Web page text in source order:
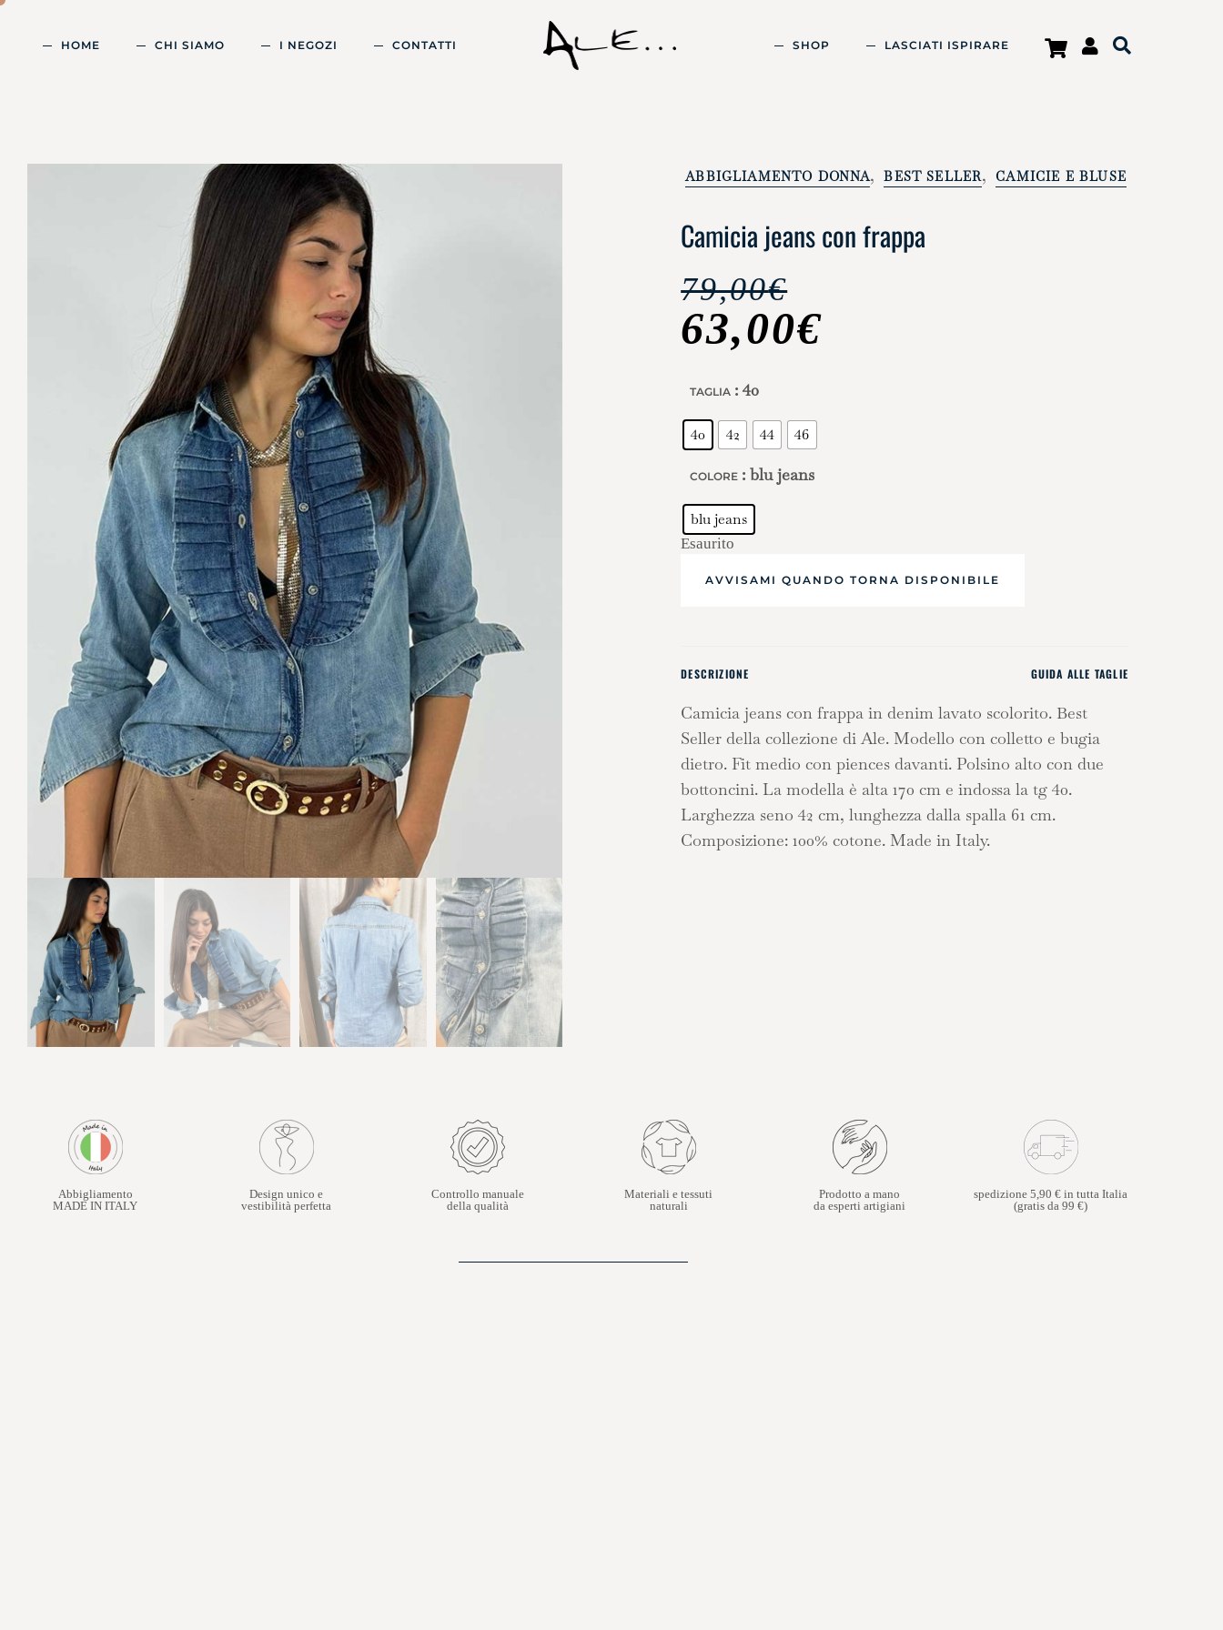
HOME CHI SIAMO I NEGOZI CONTATTI SHOP LASCIATI ISPIRARE
ABBIGLIAMENTO DONNA, BEST SELLER, CAMICIE E BLUSE
Camicia jeans con frappa
79,00€
63,00€
TAGLIA : 40
40 42 44 46
COLORE : blu jeans
blu jeans
Esaurito
DESCRIZIONE GUIDA ALLE TAGLIE
Camicia jeans con frappa in denim lavato scolorito. Best
Seller della collezione di Ale. Modello con colletto e bugia
dietro. Fit medio con piences davanti. Polsino alto con due
bottoncini. La modella è alta 170 cm e indossa la tg 40.
Larghezza seno 42 cm, lunghezza dalla spalla 61 cm.
Composizione: 100% cotone. Made in Italy.
Abbigliamento
MADE IN ITALY
Design unico e
vestibilità perfetta
Controllo manuale
della qualità
Materiali e tessuti
naturali
Prodotto a mano
da esperti artigiani
spedizione 5,90 € in tutta Italia
(gratis da 99 €)